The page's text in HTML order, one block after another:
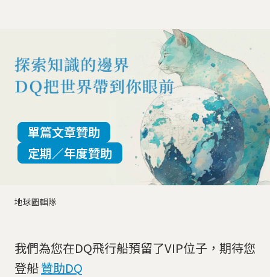
地球圖輯隊
單篇文章贊助
定期／年度贊助
我們為您在DQ飛行船預留了VIP位子，期待您
登船贊助DQ